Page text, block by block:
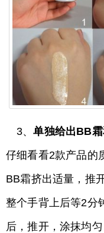
3、单独给出BB
仔细看看2款产品的
BB霜挤出适量，推
整个手背上后等2分
后，推开，涂抹均